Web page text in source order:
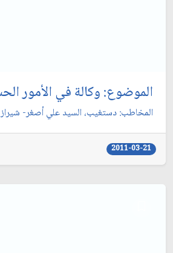
الموضوع: وكالة في الأمور
المخاطب: دستغيب، السيد علي أصغر- شيراز
2011-03-21